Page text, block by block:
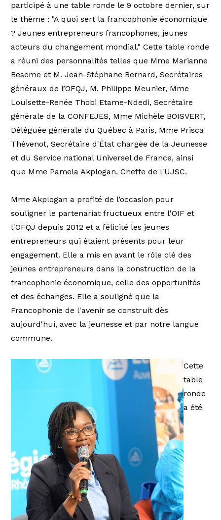
participé à une table ronde le 9 octobre dernier, sur
le thème : "A quoi sert la francophonie économique
? Jeunes entrepreneurs francophones, jeunes
acteurs du changement mondial." Cette table ronde
a réuni des personnalités telles que Mme Marianne
Beseme et M. Jean-Stéphane Bernard, Secrétaires
généraux de l’OFQJ, M. Philippe Meunier, Mme
Louisette-Renée Thobi Etame-Ndedi, Secrétaire
générale de la CONFEJES, Mme Michèle BOISVERT,
Déléguée générale du Québec à Paris, Mme Prisca
Thévenot, Secrétaire d'État chargée de la Jeunesse
et du Service national Universel de France, ainsi
que Mme Pamela Akplogan, Cheffe de l'UJSC.
Mme Akplogan a profité de l’occasion pour
souligner le partenariat fructueux entre l'OIF et
l'OFQJ depuis 2012 et a félicité les jeunes
entrepreneurs qui étaient présents pour leur
engagement. Elle a mis en avant le rôle clé des
jeunes entrepreneurs dans la construction de la
francophonie économique, celle des opportunités
et des échanges. Elle a souligné que la
Francophonie de l'avenir se construit dès
aujourd'hui, avec la jeunesse et par notre langue
commune.
Cette
table
ronde
a été